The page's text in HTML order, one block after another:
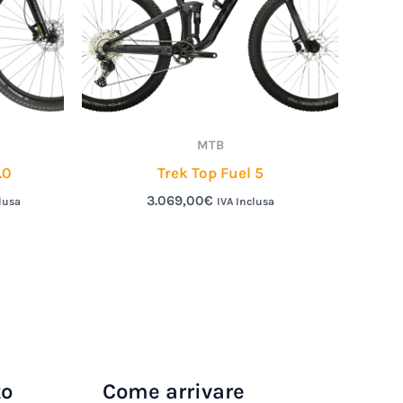
MTB
Trek Top Fuel 5
3.069,00€ IVA Inclusa
Come arrivare